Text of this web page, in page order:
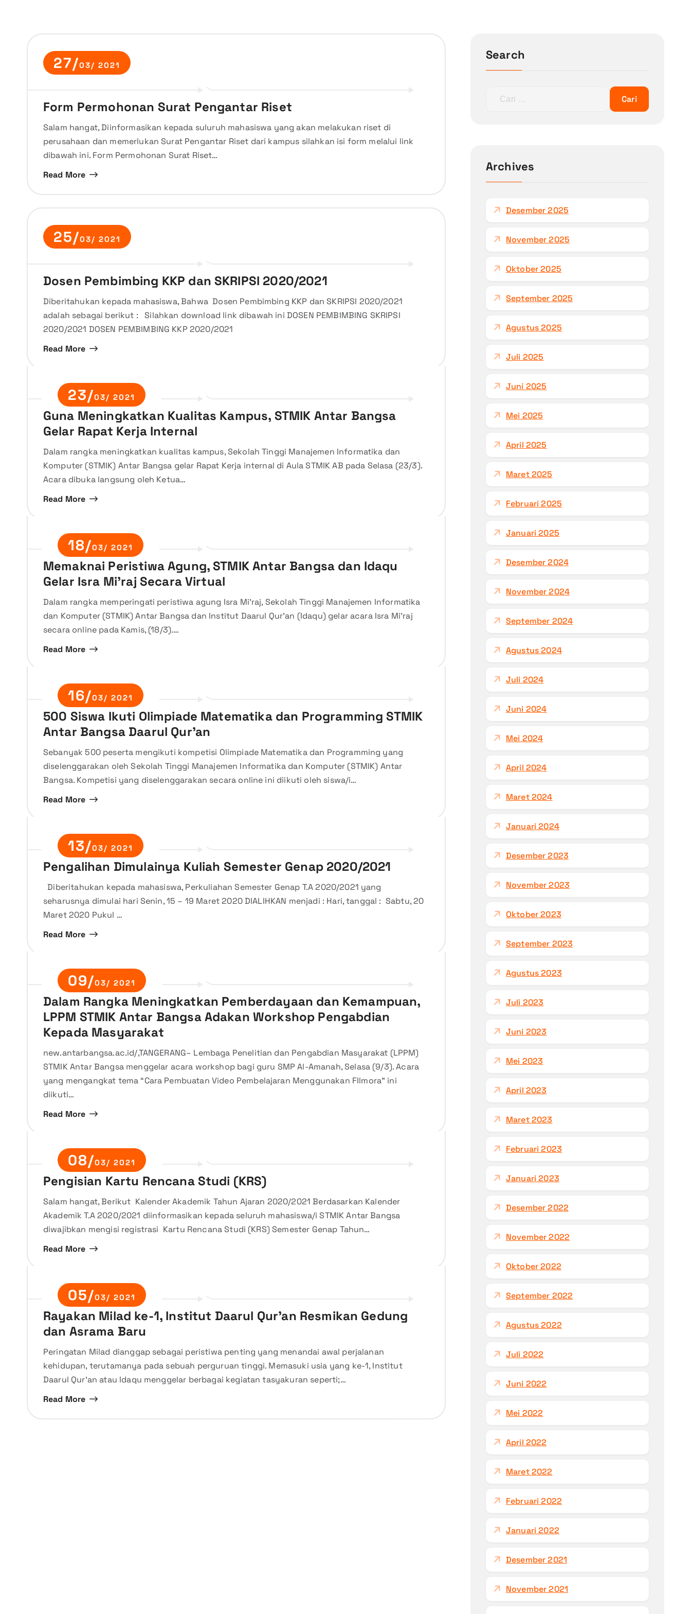
27/03/ 2021
Form Permohonan Surat Pengantar Riset
Salam hangat, Diinformasikan kepada suluruh mahasiswa yang akan melakukan riset di
perusahaan dan memerlukan Surat Pengantar Riset dari kampus silahkan isi form melalui link
dibawah ini. Form Permohonan Surat Riset…
Read More
25/03/ 2021
Dosen Pembimbing KKP dan SKRIPSI 2020/2021
Diberitahukan kepada mahasiswa, Bahwa Dosen Pembimbing KKP dan SKRIPSI 2020/2021
adalah sebagai berikut : Silahkan download link dibawah ini DOSEN PEMBIMBING SKRIPSI
2020/2021 DOSEN PEMBIMBING KKP 2020/2021
Read More
23/03/ 2021
Guna Meningkatkan Kualitas Kampus, STMIK Antar Bangsa
Gelar Rapat Kerja Internal
Dalam rangka meningkatkan kualitas kampus, Sekolah Tinggi Manajemen Informatika dan
Komputer (STMIK) Antar Bangsa gelar Rapat Kerja internal di Aula STMIK AB pada Selasa (23/3).
Acara dibuka langsung oleh Ketua…
Read More
18/03/ 2021
Memaknai Peristiwa Agung, STMIK Antar Bangsa dan Idaqu
Gelar Isra Mi’raj Secara Virtual
Dalam rangka memperingati peristiwa agung Isra Mi’raj, Sekolah Tinggi Manajemen Informatika
dan Komputer (STMIK) Antar Bangsa dan Institut Daarul Qur’an (Idaqu) gelar acara Isra Mi’raj
secara online pada Kamis, (18/3).…
Read More
16/03/ 2021
500 Siswa Ikuti Olimpiade Matematika dan Programming STMIK
Antar Bangsa Daarul Qur’an
Sebanyak 500 peserta mengikuti kompetisi Olimpiade Matematika dan Programming yang
diselenggarakan oleh Sekolah Tinggi Manajemen Informatika dan Komputer (STMIK) Antar
Bangsa. Kompetisi yang diselenggarakan secara online ini diikuti oleh siswa/i…
Read More
13/03/ 2021
Pengalihan Dimulainya Kuliah Semester Genap 2020/2021
Diberitahukan kepada mahasiswa, Perkuliahan Semester Genap T.A 2020/2021 yang
seharusnya dimulai hari Senin, 15 – 19 Maret 2020 DIALIHKAN menjadi : Hari, tanggal : Sabtu, 20
Maret 2020 Pukul …
Read More
09/03/ 2021
Dalam Rangka Meningkatkan Pemberdayaan dan Kemampuan,
LPPM STMIK Antar Bangsa Adakan Workshop Pengabdian
Kepada Masyarakat
new.antarbangsa.ac.id/,TANGERANG– Lembaga Penelitian dan Pengabdian Masyarakat (LPPM)
STMIK Antar Bangsa menggelar acara workshop bagi guru SMP Al-Amanah, Selasa (9/3). Acara
yang mengangkat tema “Cara Pembuatan Video Pembelajaran Menggunakan FIlmora” ini
diikuti…
Read More
08/03/ 2021
Pengisian Kartu Rencana Studi (KRS)
Salam hangat, Berikut Kalender Akademik Tahun Ajaran 2020/2021 Berdasarkan Kalender
Akademik T.A 2020/2021 diinformasikan kepada seluruh mahasiswa/i STMIK Antar Bangsa
diwajibkan mengisi registrasi Kartu Rencana Studi (KRS) Semester Genap Tahun…
Read More
05/03/ 2021
Rayakan Milad ke-1, Institut Daarul Qur’an Resmikan Gedung
dan Asrama Baru
Peringatan Milad dianggap sebagai peristiwa penting yang menandai awal perjalanan
kehidupan, terutamanya pada sebuah perguruan tinggi. Memasuki usia yang ke-1, Institut
Daarul Qur’an atau Idaqu menggelar berbagai kegiatan tasyakuran seperti;…
Read More
Search
n
Archives
Desember 2025
November 2025
Oktober 2025
September 2025
Agustus 2025
Juli 2025
Juni 2025
Mei 2025
April 2025
Maret 2025
Februari 2025
Januari 2025
Desember 2024
November 2024
September 2024
Agustus 2024
Juli 2024
Juni 2024
Mei 2024
April 2024
Maret 2024
Januari 2024
Desember 2023
November 2023
Oktober 2023
September 2023
Agustus 2023
Juli 2023
Juni 2023
Mei 2023
April 2023
Maret 2023
Februari 2023
Januari 2023
Desember 2022
November 2022
Oktober 2022
September 2022
Agustus 2022
Juli 2022
Juni 2022
Mei 2022
April 2022
Maret 2022
Februari 2022
Januari 2022
Desember 2021
November 2021